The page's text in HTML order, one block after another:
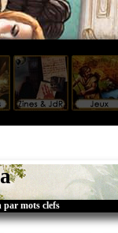
par mots clefs